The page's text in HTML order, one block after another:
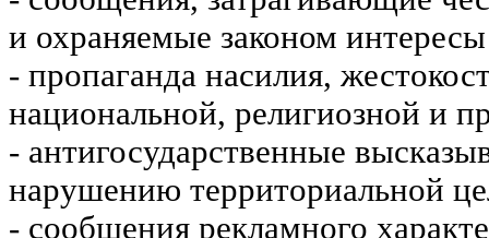
и охраняемые законом
- пропаганда насилия,
национальной, религиозной и
- антигосударственные
нарушению территориальной
- сообщения рекламного